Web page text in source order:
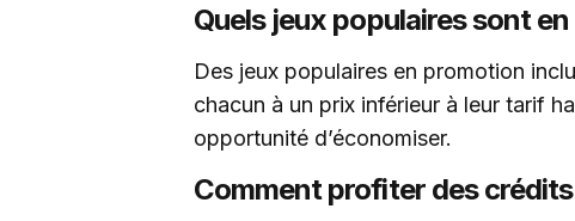
Quels jeux populaires sont
Des jeux populaires en promotion
chacun à un prix inférieur à leur tarif
opportunité d’économiser.
Comment profiter des